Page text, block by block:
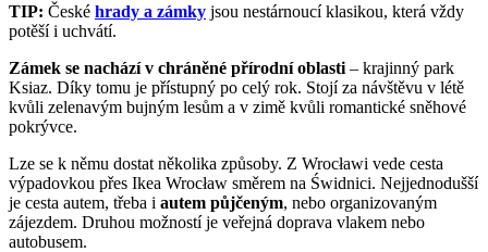
TIP: České hrady a zámky jsou nestárnoucí klasikou, která vždy
potěší i uchvátí.
Zámek se nachází v chráněné přírodní oblasti – krajinný park
Ksiaz. Díky tomu je přístupný po celý rok. Stojí za návštěvu v létě
kvůli zelenavým bujným lesům a v zimě kvůli romantické sněhové
pokrývce.
Lze se k němu dostat několika způsoby. Z Wrocławi vede cesta
výpadovkou přes Ikea Wrocław směrem na Świdnici. Nejjednodušší
je cesta autem, třeba i autem půjčeným, nebo organizovaným
zájezdem. Druhou možností je veřejná doprava vlakem nebo
autobusem.